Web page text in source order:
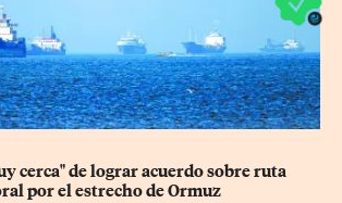
cerca" de lograr acuerdo sobre ruta
por el estrecho de Ormuz